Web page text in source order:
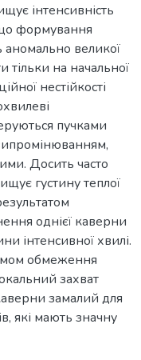
інтенсивність
формування
аномально великої
тільки на начальної
нестійкості
пучками
Досить часто
густину теплої
однієї каверни
інтенсивної хвилі.
обмеження
захват
замалий для
які мають значну